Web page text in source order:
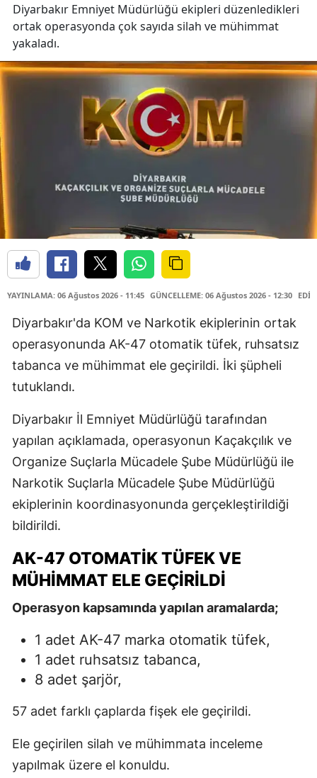
Diyarbakır Emniyet Müdürlüğü ekipleri düzenledikleri
ortak operasyonda çok sayıda silah ve mühimmat
yakaladı.
YAYINLAMA: 06 Ağustos 2026 - 11:45 GÜNCELLEME: 06 Ağustos 2026 - 12:30
Diyarbakır'da KOM ve Narkotik ekiplerinin ortak
operasyonunda AK-47 otomatik tüfek, ruhsatsız
tabanca ve mühimmat ele geçirildi. İki şüpheli
tutuklandı.
Diyarbakır İl Emniyet Müdürlüğü tarafından
yapılan açıklamada, operasyonun Kaçakçılık ve
Organize Suçlarla Mücadele Şube Müdürlüğü ile
Narkotik Suçlarla Mücadele Şube Müdürlüğü
ekiplerinin koordinasyonunda gerçekleştirildiği
bildirildi.
AK-47 OTOMATİK TÜFEK VE
MÜHİMMAT ELE GEÇİRİLDİ
Operasyon kapsamında yapılan aramalarda;
1 adet AK-47 marka otomatik tüfek,
1 adet ruhsatsız tabanca,
8 adet şarjör,
57 adet farklı çaplarda fişek ele geçirildi.
Ele geçirilen silah ve mühimmata inceleme
yapılmak üzere el konuldu.